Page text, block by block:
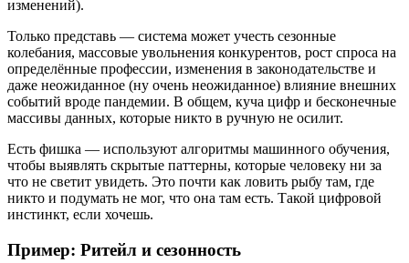
изменений).
Только представь — система может учесть сезонные
колебания, массовые увольнения конкурентов, рост спроса на
определённые профессии, изменения в законодательстве и
даже неожиданное (ну очень неожиданное) влияние внешних
событий вроде пандемии. В общем, куча цифр и бесконечные
массивы данных, которые никто в ручную не осилит.
Есть фишка — используют алгоритмы машинного обучения,
чтобы выявлять скрытые паттерны, которые человеку ни за
что не светит увидеть. Это почти как ловить рыбу там, где
никто и подумать не мог, что она там есть. Такой цифровой
инстинкт, если хочешь.
Пример: Ритейл и сезонность